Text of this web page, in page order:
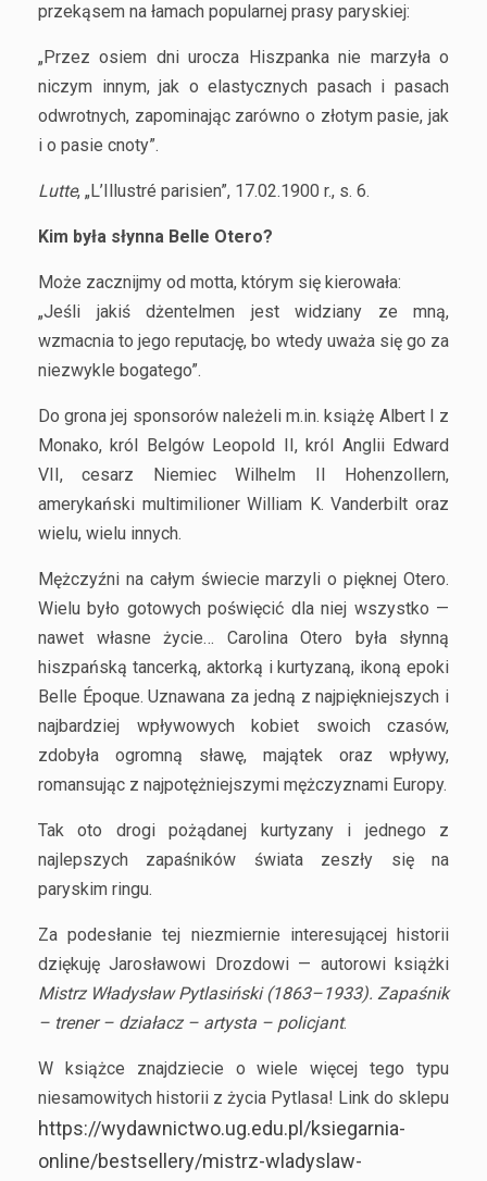
przekąsem na łamach popularnej prasy paryskiej:
„Przez osiem dni urocza Hiszpanka nie marzyła o
niczym innym, jak o elastycznych pasach i pasach
odwrotnych, zapominając zarówno o złotym pasie, jak
i o pasie cnoty”.
Lutte, „L’Illustré parisien”, 17.02.1900 r., s. 6.
Kim była słynna Belle Otero?
Może zacznijmy od motta, którym się kierowała:
„Jeśli jakiś dżentelmen jest widziany ze mną,
wzmacnia to jego reputację, bo wtedy uważa się go za
niezwykle bogatego”.
Do grona jej sponsorów należeli m.in. książę Albert I z
Monako, król Belgów Leopold II, król Anglii Edward
VII, cesarz Niemiec Wilhelm II Hohenzollern,
amerykański multimilioner William K. Vanderbilt oraz
wielu, wielu innych.
Mężczyźni na całym świecie marzyli o pięknej Otero.
Wielu było gotowych poświęcić dla niej wszystko —
nawet własne życie… Carolina Otero była słynną
hiszpańską tancerką, aktorką i kurtyzaną, ikoną epoki
Belle Époque. Uznawana za jedną z najpiękniejszych i
najbardziej wpływowych kobiet swoich czasów,
zdobyła ogromną sławę, majątek oraz wpływy,
romansując z najpotężniejszymi mężczyznami Europy.
Tak oto drogi pożądanej kurtyzany i jednego z
najlepszych zapaśników świata zeszły się na
paryskim ringu.
Za podesłanie tej niezmiernie interesującej historii
dziękuję Jarosławowi Drozdowi — autorowi książki
Mistrz Władysław Pytlasiński (1863–1933). Zapaśnik
– trener – działacz – artysta – policjant.
W książce znajdziecie o wiele więcej tego typu
niesamowitych historii z życia Pytlasa! Link do sklepu
https://wydawnictwo.ug.edu.pl/ksiegarnia-
online/bestsellery/mistrz-wladyslaw-